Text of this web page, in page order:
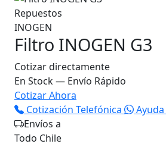
Repuestos
INOGEN
Filtro INOGEN G3
Cotizar directamente
En Stock — Envío Rápido
Cotizar Ahora
Cotización Telefónica
Envíos a
Todo Chile